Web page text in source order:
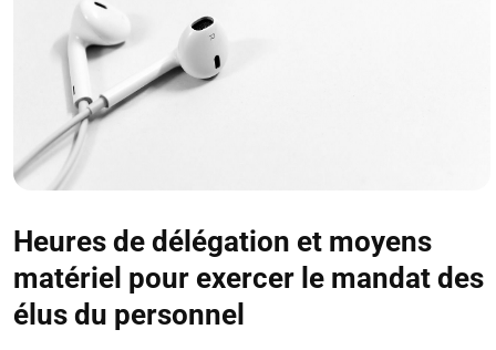
Heures de délégation et moyens
matériel pour exercer le mandat des
élus du personnel